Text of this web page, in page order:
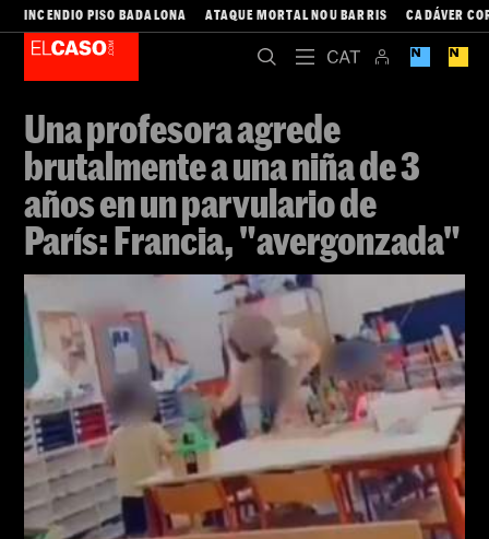
INCENDIO PISO BADALONA ATAQUE MORTAL NOU BARRIS CADÁVER
Una profesora agrede
brutalmente a una niña de 3
años en un parvulario de
París: Francia, "avergonzada"